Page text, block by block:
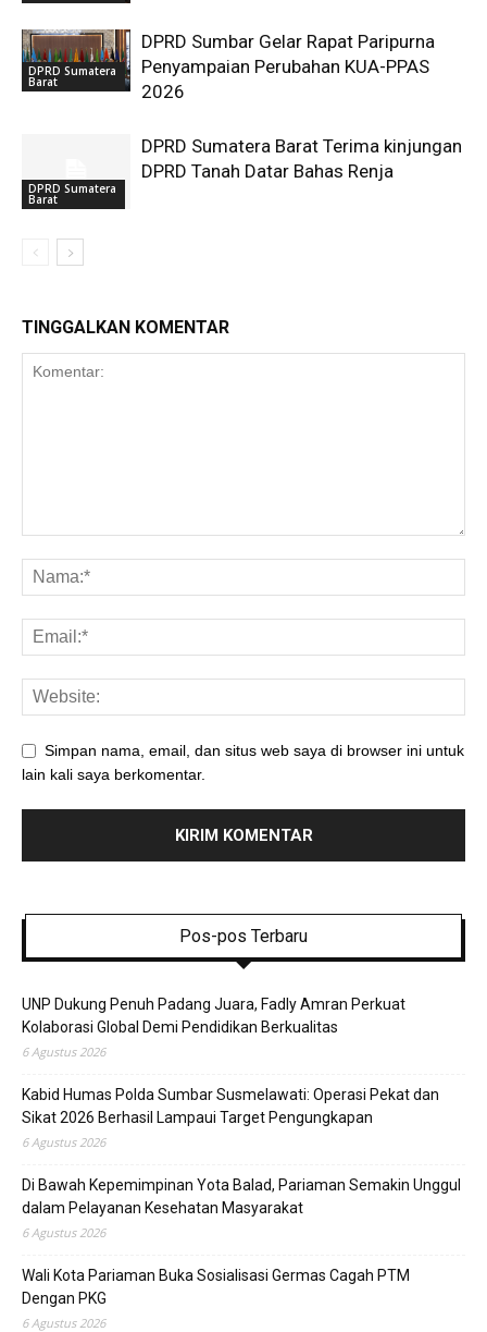
DPRD Sumatera
Barat
DPRD Sumbar Gelar Rapat Paripurna
Penyampaian Perubahan KUA-PPAS
2026
DPRD Sumatera
Barat
DPRD Sumatera Barat Terima kinjungan
DPRD Tanah Datar Bahas Renja
TINGGALKAN KOMENTAR
Simpan nama, email, dan situs web saya di browser ini untuk
lain kali saya berkomentar.
Pos-pos Terbaru
UNP Dukung Penuh Padang Juara, Fadly Amran Perkuat
Kolaborasi Global Demi Pendidikan Berkualitas
6 Agustus 2026
Kabid Humas Polda Sumbar Susmelawati: Operasi Pekat dan
Sikat 2026 Berhasil Lampaui Target Pengungkapan
6 Agustus 2026
Di Bawah Kepemimpinan Yota Balad, Pariaman Semakin Unggul
dalam Pelayanan Kesehatan Masyarakat
6 Agustus 2026
Wali Kota Pariaman Buka Sosialisasi Germas Cagah PTM
Dengan PKG
6 Agustus 2026